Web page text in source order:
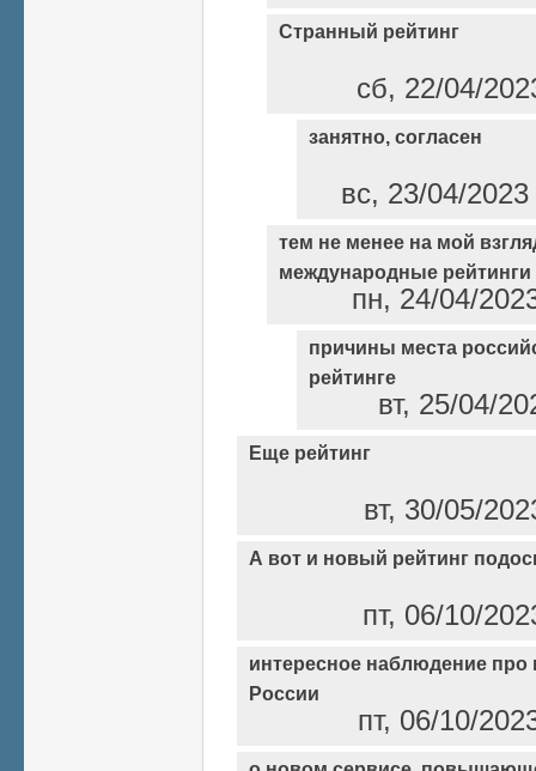
Странный рейтинг
сб, 22/04/
занятно, согласен
вс, 23/04/
тем не менее на мой
международные рейтинги
пн, 24/04/
причины места
рейтинге
вт, 25/04/
Еще рейтинг
вт, 30/05/
А вот и новый рейтинг
пт, 06/10/
интересное наблюдение про
России
пт, 06/10/